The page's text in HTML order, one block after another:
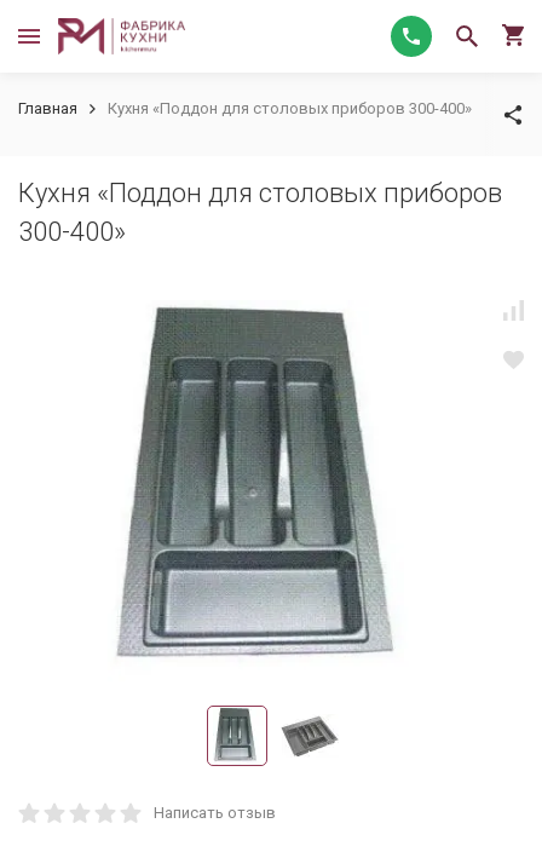
Главная Кухня «Поддон для столовых приборов 300-400»
Кухня «Поддон для столовых приборов
300-400»
Написать отзыв